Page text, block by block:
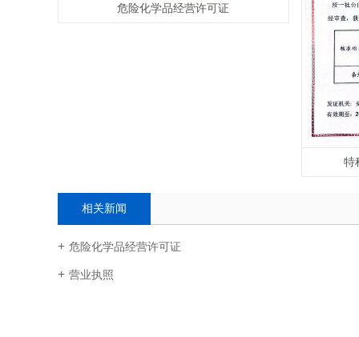
危险化学品经营许可证
特
相关新闻
危险化学品经营许可证
营业执照